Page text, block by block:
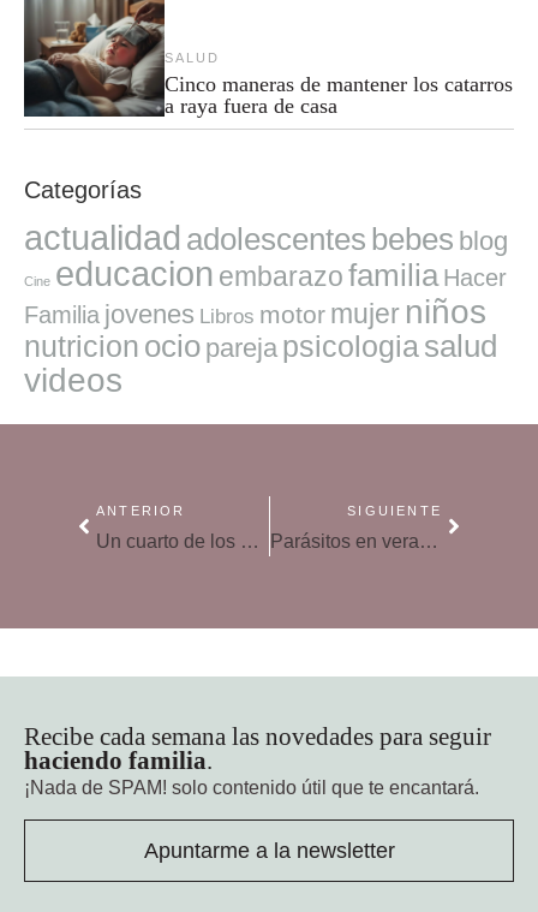
SALUD
Cinco maneras de mantener los catarros
a raya fuera de casa
Categorías
actualidad adolescentes bebes blog
Cine educacion embarazofamilia Hacer
Familia jovenes Libros motor mujer niños
nutricion ocio pareja psicologiasalud
videos
ANTERIOR
Un cuarto de los niños españoles son atendidos por médicos y no pediatras
SIGUIENTE
Parásitos en verano, cómo evitar sus picaduras
Recibe cada semana las novedades para seguir
haciendo familia.
¡Nada de SPAM! solo contenido útil que te encantará.
Apuntarme a la newsletter